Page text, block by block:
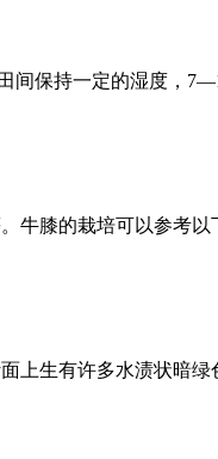
间保持一定的湿度，
。牛膝的栽培可以参
上生有许多水渍状暗